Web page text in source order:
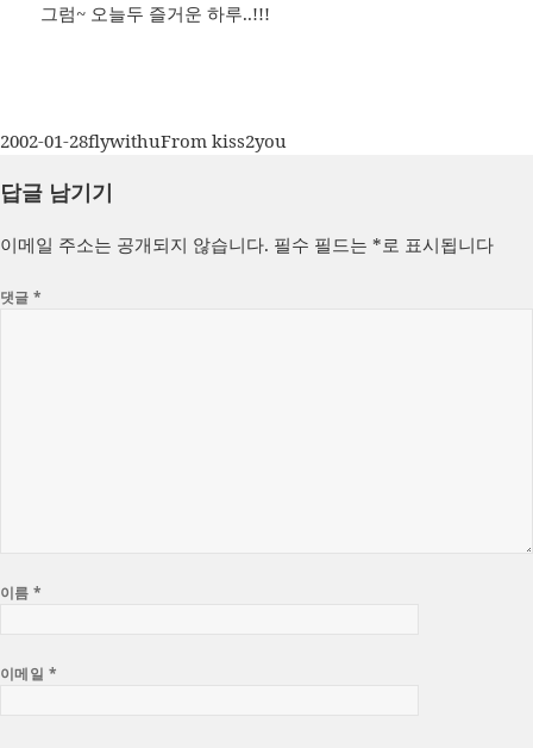
그럼~ 오늘두 즐거운 하루..!!!
작
일
2002-01-28글
이
flywithu카
From kiss2you
답글 남기기
이메일 주소는 공개되지 않습니다. 필수 필드는 *로 표시됩니다
댓글*
이름*
이메일 *